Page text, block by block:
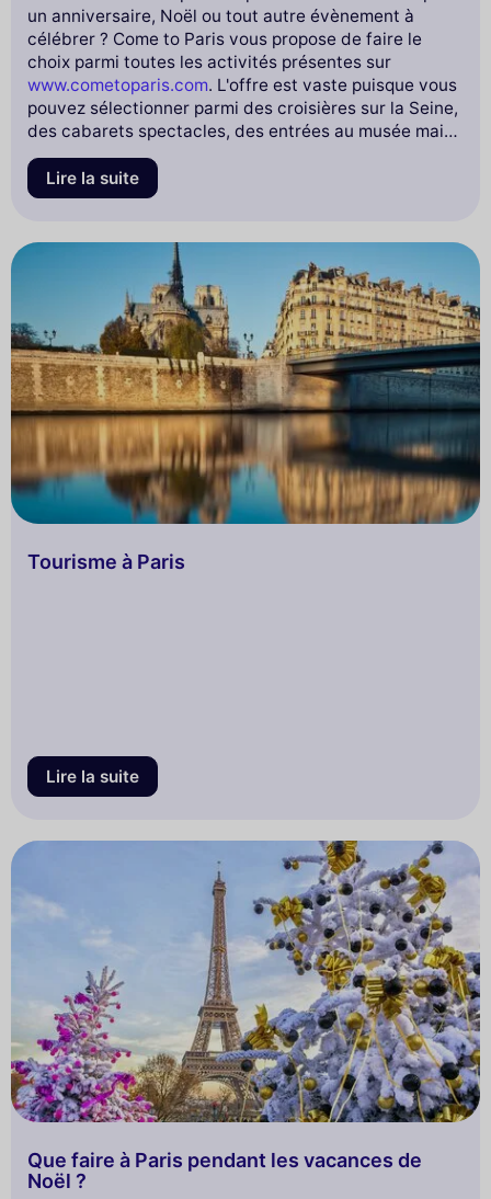
un anniversaire, Noël ou tout autre évènement à
célébrer ? Come to Paris vous propose de faire le
choix parmi toutes les activités présentes sur
www.cometoparis.com. L'offre est vaste puisque vous
pouvez sélectionner parmi des croisières sur la Seine,
des cabarets spectacles, des entrées au musée mais
aussi des excursions et tant d'autres.
Lire la suite
Tourisme à Paris
Lire la suite
Que faire à Paris pendant les vacances de
Noël ?